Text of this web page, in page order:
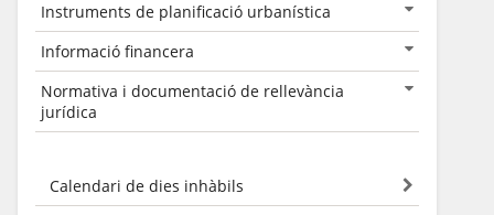
Instruments de planificació urbanística
Informació financera
Normativa i documentació de rellevància
jurídica
Calendari de dies inhàbils